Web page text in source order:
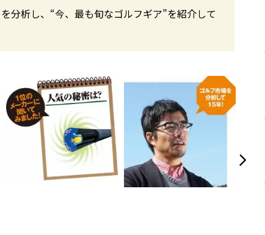
分析し、“今、最も旬なゴルフギア”を紹介して